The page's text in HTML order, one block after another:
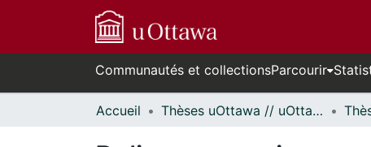
Communautés et collectionsParcourir
Accueil Thèses uOttawa // uOttawa Theses